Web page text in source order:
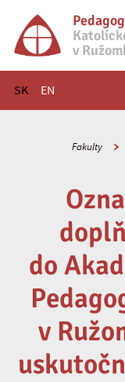
v
SK EN
Hlavné menu
Fakulty
do
v